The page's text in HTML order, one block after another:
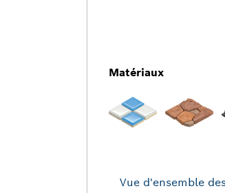
Matériaux
Vue d'ensemble